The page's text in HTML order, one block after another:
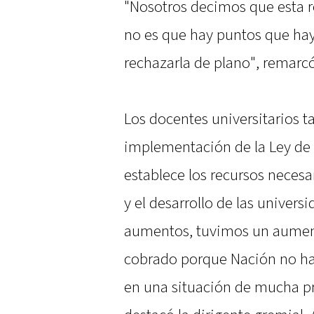
"Nosotros decimos que esta
no es que hay puntos que
rechazarla de plano",
Los docentes universitarios
implementación de la Ley
establece los recursos
y el desarrollo de las
aumentos, tuvimos un
cobrado porque Nación no
en una situación de mucha